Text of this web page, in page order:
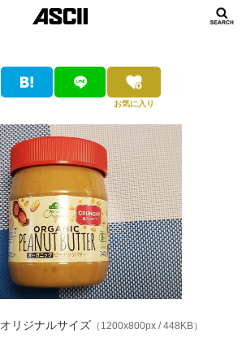
お気に入り
オリジナルサイズ （1200x800px / 448KB）